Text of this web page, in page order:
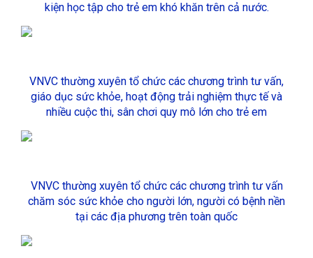
kiện học tập cho trẻ em khó khăn trên cả nước.
VNVC thường xuyên tổ chức các chương trình tư vấn,
giáo dục sức khỏe, hoạt động trải nghiệm thực tế và
nhiều cuộc thi, sân chơi quy mô lớn cho trẻ em
VNVC thường xuyên tổ chức các chương trình tư vấn
chăm sóc sức khỏe cho người lớn, người có bệnh nền
tại các địa phương trên toàn quốc